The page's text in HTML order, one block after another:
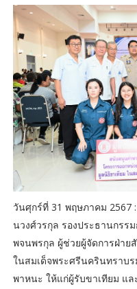
วันศุกร์ที่ 31 พฤษภาคม 2567
นวงศ์วรกุล รองประธานกรร
พจนพรกุล ผู้ช่วยผู้จัดการฝ่าย
ในสมเด็จพระศรีนครินทราบ
พาหนะ ให้แก่ผู้รับขาเทียม แ